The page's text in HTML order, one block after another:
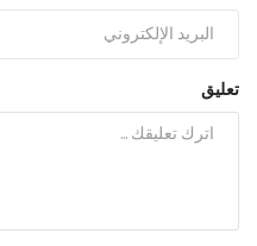
تعليق